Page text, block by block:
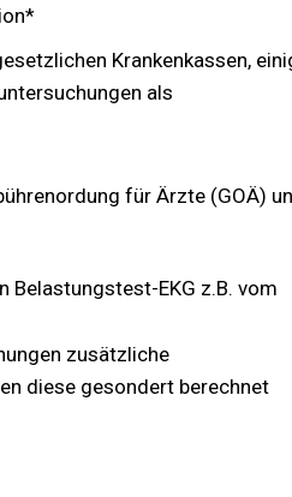
Krankenkassen,
als
für Ärzte (GOÄ)
Belastungstest-EKG z.B. vom
zusätzliche
diese gesondert berechnet